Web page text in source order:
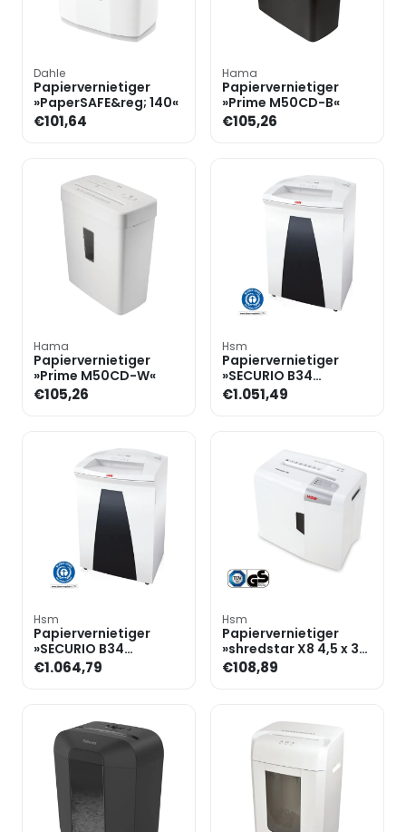
Dahle
Papiervernietiger
»PaperSAFE&reg; 140«
€101,64
Hama
Papiervernietiger
»Prime M50CD-B«
€105,26
Hama
Papiervernietiger
»Prime M50CD-W«
€105,26
Hsm
Papiervernietiger
»SECURIO B34
1,9x15mm« snijdt
snippers tot 12 bladen
€1.051,49
Hsm
Papiervernietiger
»SECURIO B34
4,5x30mm« snijdt
snippers tot 21 bladen
€1.064,79
Hsm
Papiervernietiger
»shredstar X8 4,5 x 30
mm« snijdt snippers
tot 8 bladen
€108,89